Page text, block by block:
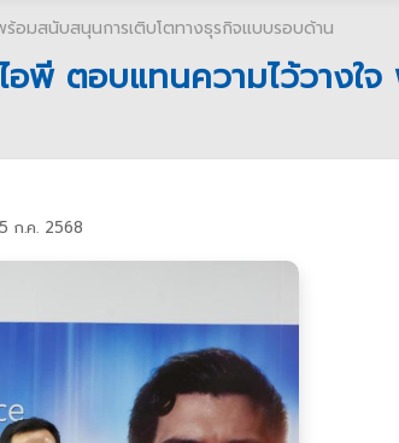
ร้อมสนับสนุนการเติบโตทางธุรกิจแบบรอบด้าน
ไอพี ตอบแทนความไว้วาง
ก.ค. 2568